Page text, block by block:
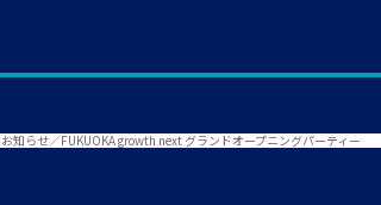
知らせ／FUKUOKA growth next グランドオープニングパーティー